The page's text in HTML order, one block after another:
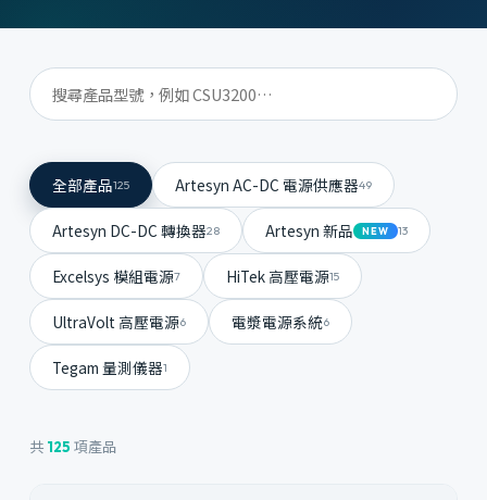
全部產品125 Artesyn AC-DC 電源供應器49
Artesyn DC-DC 轉換器28 Artesyn 新品 NEW 13
Excelsys 模組電源7 HiTek 高壓電源15
UltraVolt 高壓電源6 電漿電源系統6
Tegam 量測儀器1
共 125 項產品